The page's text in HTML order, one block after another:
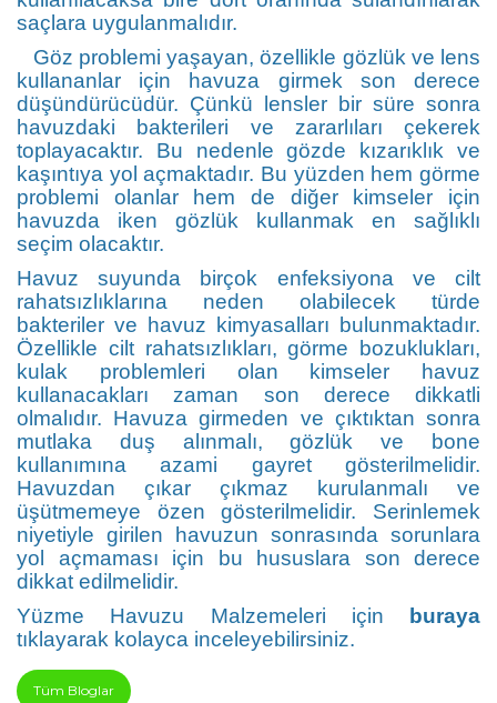
saçlara uygulanmalıdır.
Göz problemi yaşayan, özellikle gözlük ve lens
kullananlar için havuza girmek son derece
düşündürücüdür. Çünkü lensler bir süre sonra
havuzdaki bakterileri ve zararlıları çekerek
toplayacaktır. Bu nedenle gözde kızarıklık ve
kaşıntıya yol açmaktadır. Bu yüzden hem görme
problemi olanlar hem de diğer kimseler için
havuzda iken gözlük kullanmak en sağlıklı
seçim olacaktır.
Havuz suyunda birçok enfeksiyona ve cilt
rahatsızlıklarına neden olabilecek türde
bakteriler ve havuz kimyasalları bulunmaktadır.
Özellikle cilt rahatsızlıkları, görme bozuklukları,
kulak problemleri olan kimseler havuz
kullanacakları zaman son derece dikkatli
olmalıdır. Havuza girmeden ve çıktıktan sonra
mutlaka duş alınmalı, gözlük ve bone
kullanımına azami gayret gösterilmelidir.
Havuzdan çıkar çıkmaz kurulanmalı ve
üşütmemeye özen gösterilmelidir. Serinlemek
niyetiyle girilen havuzun sonrasında sorunlara
yol açmaması için bu hususlara son derece
dikkat edilmelidir.
Yüzme Havuzu Malzemeleri için buraya
tıklayarak kolayca inceleyebilirsiniz.
Tüm Bloglar